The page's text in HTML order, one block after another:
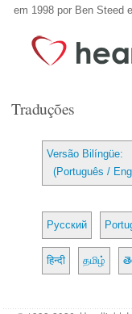
em 1998 por Ben Steed
Traduções
Versão Bilíngüe:
(Português /
Русский
हिन्दी தமிழ்